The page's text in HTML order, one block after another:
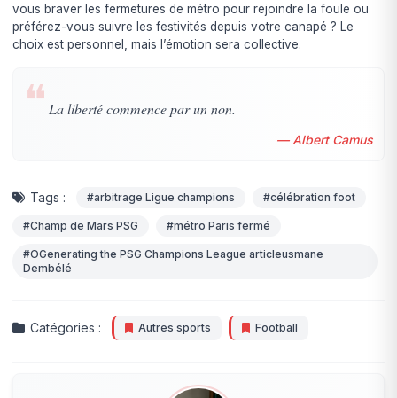
vous braver les fermetures de métro pour rejoindre la foule ou
préférez-vous suivre les festivités depuis votre canapé ? Le
choix est personnel, mais l’émotion sera collective.
❝ La liberté commence par un non.
— Albert Camus
Tags : #arbitrage Ligue champions #célébration foot
#Champ de Mars PSG #métro Paris fermé
#OGenerating the PSG Champions League articleusmane
Dembélé
Catégories : Autres sports Football